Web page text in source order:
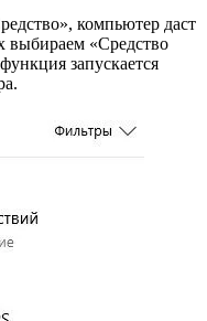
компьютер даст
выбираем «Средство
запускается